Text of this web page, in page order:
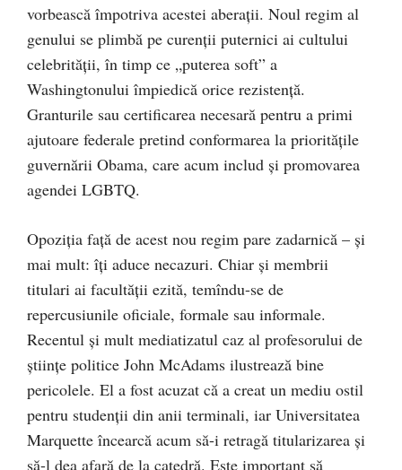
vorbească împotriva acestei aberații. Noul regim al
genului se plimbă pe curenții puternici ai cultului
celebrității, în timp ce „puterea soft” a
Washingtonului împiedică orice rezistență.
Granturile sau certificarea necesară pentru a primi
ajutoare federale pretind conformarea la prioritățile
guvernării Obama, care acum includ și promovarea
agendei LGBTQ.
Opoziția față de acest nou regim pare zadarnică – și
mai mult: îți aduce necazuri. Chiar și membrii
titulari ai facultății ezită, temîndu-se de
repercusiunile oficiale, formale sau informale.
Recentul și mult mediatizatul caz al profesorului de
științe politice John McAdams ilustrează bine
pericolele. El a fost acuzat că a creat un mediu ostil
pentru studenții din anii terminali, iar Universitatea
Marquette încearcă acum să-i retragă titularizarea și
să-l dea afară de la catedră. Este important să